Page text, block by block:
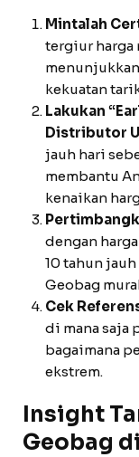
Mintalah
tergiur harga
kekuatan
Lakukan
Distributor
jauh hari
membantu
kenaikan
dengan
10 tahun
Geobag
Cek
di mana saja
bagaimana
ekstrem.
Insight
Geobag